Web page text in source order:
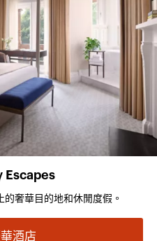
Escapes
奢華目的地和休閒度假。
酒店